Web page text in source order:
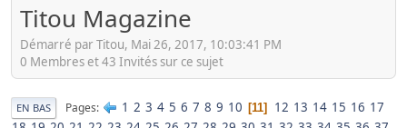
Titou Magazine
Démarré par Titou, Mai 26, 2017, 10:03:41 PM
0 Membres et 43 Invités sur ce sujet
EN BAS Pages 1 2 3 4 5 6 7 8 9 10 11 12 13 14 15 16 17